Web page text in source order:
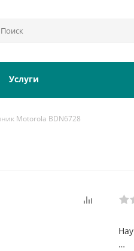
Услуги
Motorola BDN6728